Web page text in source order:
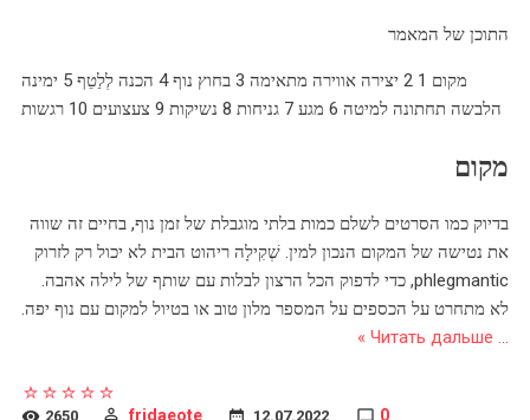
התוכן של המאמר
מקום 1 2 יצירה אווירה מתאימה 3 בחוץ נוף 4 הכנה לְלַטֵף 5 ימינה
הלבשה תחתונה למיטה 6 מגע 7 גניחות 8 נשיקות 9 צעצועים 10 רגשות
מקום
בדיוק כמו הסרטים לשלם כמות בלתי מוגבלת של זמן נוף, בחיים זה שווה
את נטישה של המקום הנכון למין. שְׁקִילָה ריהוט הבית לא יכול רק לזרוק
phlegmantic, כדי לדפוק הכל הרצון לבלות עם שותף של לילה אהבה.
לא מתחרט על הכספים על המספר מלון טוב או בטיול למקום עם נוף יפה.
...
Читать дальше »
2650 fridaeote 12.07.2022 0